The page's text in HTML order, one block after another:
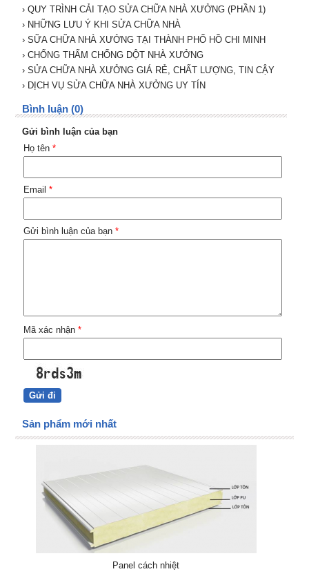
› QUY TRÌNH CẢI TẠO SỬA CHỮA NHÀ XƯỞNG (PHẦN 1)
› NHỮNG LƯU Ý KHI SỬA CHỮA NHÀ
› SỮA CHỮA NHÀ XƯỞNG TẠI THÀNH PHỐ HỒ CHI MINH
› CHỐNG THẤM CHỐNG DỘT NHÀ XƯỞNG
› SỬA CHỮA NHÀ XƯỞNG GIÁ RẺ, CHẤT LƯỢNG, TIN CẬY
› DỊCH VỤ SỬA CHỮA NHÀ XƯỞNG UY TÍN
Bình luận (0)
Gửi bình luận của bạn
Họ tên *
Email *
Gửi bình luận của bạn *
Mã xác nhận *
Sản phẩm mới nhất
Panel cách nhiệt